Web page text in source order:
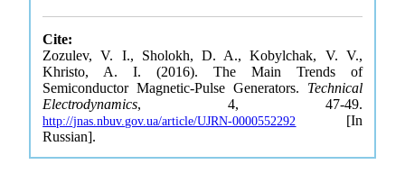
Cite:
Zozulev, V. I., Sholokh, D. A., Kobylchak, V. V.,
Khristo, A. I. (2016). The Main Trends of
Semiconductor Magnetic-Pulse Generators. Technical
Electrodynamics, 4, 47-49.
http://jnas.nbuv.gov.ua/article/UJRN-0000552292 [In
Russian].